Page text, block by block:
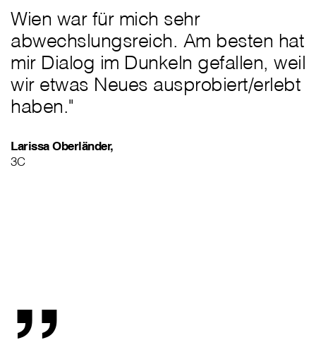
Wien war für mich sehr
abwechslungsreich. Am besten hat
mir Dialog im Dunkeln gefallen, weil
wir etwas Neues ausprobiert/erlebt
haben."
Larissa Oberländer,
3C
„